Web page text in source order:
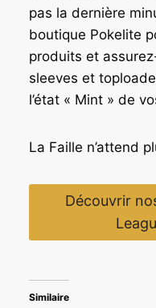
pas la dernière
boutique Pokelite
produits et
sleeves et
l’état « Mint » de
La Faille n’attend
Découvrir
Similaire